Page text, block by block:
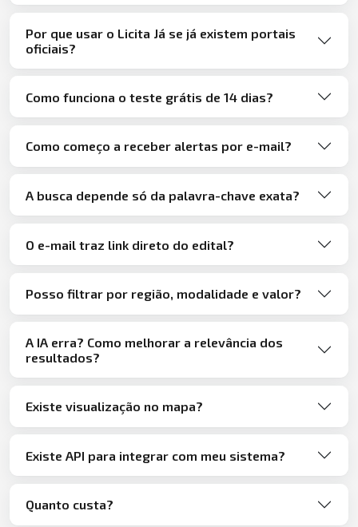
Por que usar o Licita Já se já existem portais
oficiais?
Como funciona o teste grátis de 14 dias?
Como começo a receber alertas por e-mail?
A busca depende só da palavra-chave exata?
O e-mail traz link direto do edital?
Posso filtrar por região, modalidade e valor?
A IA erra? Como melhorar a relevância dos
resultados?
Existe visualização no mapa?
Existe API para integrar com meu sistema?
Quanto custa?